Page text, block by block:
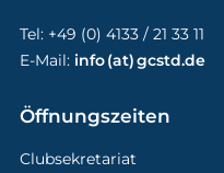
Tel: +49 (0) 4133 / 21 33 11
E-Mail: info (at) gcstd.de
Öffnungszeiten
Clubsekretariat